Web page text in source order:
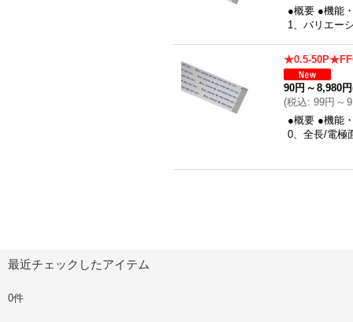
●概要 ●機能
1、バリエー
★0.5-
90円 ～ 8,980円
(税込: 99円 ～
●概要 ●機能
0、全長/電極
最近チェックしたアイテム
0件